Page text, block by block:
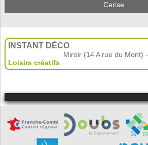
Cerise
INSTANT DÉCO
Miroir (14 A rue du Mont) -
Loisirs créatifs